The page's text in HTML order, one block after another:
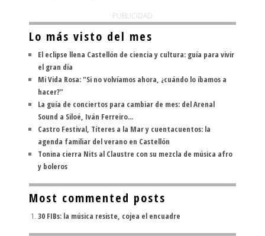
PUBLICIDAD
Lo más visto del mes
El eclipse llena Castellón de ciencia y cultura: guía para vivir
el gran día
Mi Vida Rosa: "Si no volvíamos ahora, ¿cuándo lo íbamos a
hacer?"
La guía de conciertos para cambiar de mes: del Arenal
Sound a Siloé, Iván Ferreiro...
Castro Festival, Títeres a la Mar y cuentacuentos: la
agenda familiar del verano en Castellón
Tonina cierra Nits al Claustre con su mezcla de música afro
y boleros
Most commented posts
30 FIBs: la música resiste, cojea el encuadre